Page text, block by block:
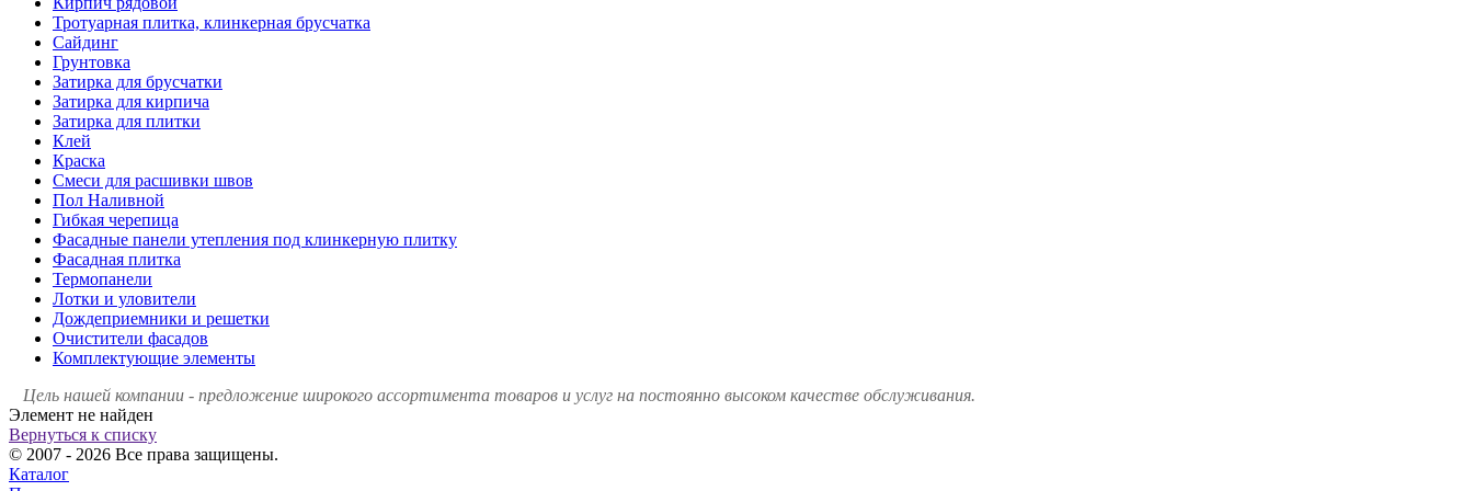
Тротуарная плитка, клинкерная брусчатка
Сайдинг
Грунтовка
Затирка для брусчатки
Затирка для кирпича
Затирка для плитки
Клей
Краска
Смеси для расшивки швов
Пол Наливной
Гибкая черепица
Фасадные панели утепления под клинкерную плитку
Фасадная плитка
Термопанели
Лотки и уловители
Дождеприемники и решетки
Очистители фасадов
Комплектующие элементы
Цель нашей компании - предложение широкого ассортимента товаров и услуг на постоянно высоком качестве обслуживания.
Элемент не найден
Вернуться к списку
© 2007 - 2026 Все права защищены.
Каталог